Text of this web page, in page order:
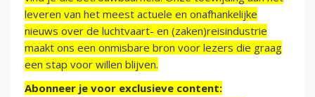
leveren van het meest actuele en onafhankelijke
nieuws over de luchtvaart- en (zaken)reisindustrie
maakt ons een onmisbare bron voor lezers die graag
een stap voor willen blijven.
Abonneer je voor exclusieve content: